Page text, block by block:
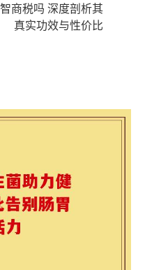
智商税吗 深度剖析其
真实功效与性价比